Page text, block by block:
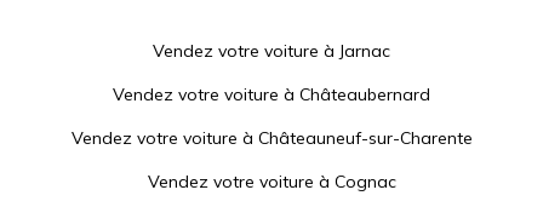
Vendez votre voiture à Jarnac
Vendez votre voiture à Châteaubernard
Vendez votre voiture à Châteauneuf-sur-Charente
Vendez votre voiture à Cognac